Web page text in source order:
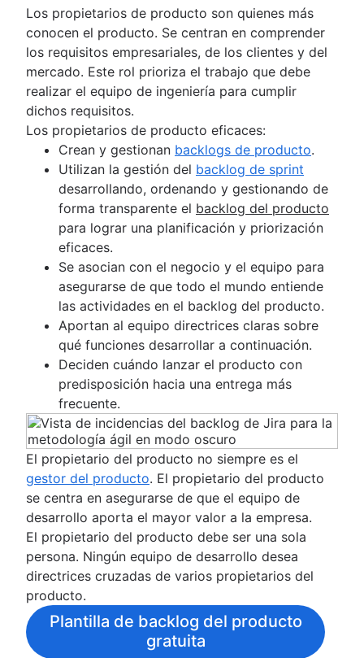
Los propietarios de producto son quienes más
conocen el producto. Se centran en comprender
los requisitos empresariales, de los clientes y del
mercado. Este rol prioriza el trabajo que debe
realizar el equipo de ingeniería para cumplir
dichos requisitos.
Los propietarios de producto eficaces:
Crean y gestionan backlogs de producto.
Utilizan la gestión del backlog de sprint
desarrollando, ordenando y gestionando de
forma transparente el backlog del producto
para lograr una planificación y priorización
eficaces.
Se asocian con el negocio y el equipo para
asegurarse de que todo el mundo entiende
las actividades en el backlog del producto.
Aportan al equipo directrices claras sobre
qué funciones desarrollar a continuación.
Deciden cuándo lanzar el producto con
predisposición hacia una entrega más
frecuente.
El propietario del producto no siempre es el
gestor del producto. El propietario del producto
se centra en asegurarse de que el equipo de
desarrollo aporta el mayor valor a la empresa.
El propietario del producto debe ser una sola
persona. Ningún equipo de desarrollo desea
directrices cruzadas de varios propietarios del
producto.
Plantilla de backlog del producto
gratuita